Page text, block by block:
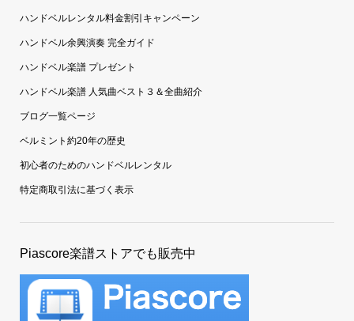
ハンドベルレンタル料金割引キャンペーン
ハンドベル余興演奏 完全ガイド
ハンドベル楽譜 プレゼント
ハンドベル楽譜 人気曲ベスト３＆全曲紹介
ブログ一覧ページ
ベルミント約20年の歴史
初心者のためのハンドベルレンタル
特定商取引法に基づく表示
Piascore楽譜ストアでも販売中